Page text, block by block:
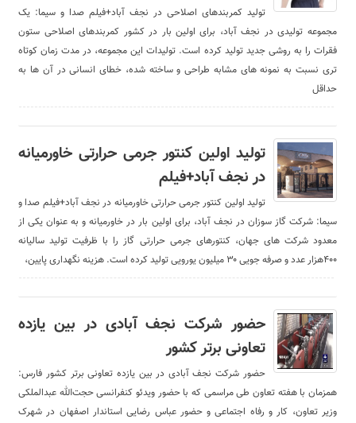
تولید کمربندهای اصلاحی در نجف آباد+فیلم صدا و سیما: یک
مجموعه تولیدی در نجف آباد، برای اولین بار در کشور کمربندهای اصلاحی ستون
فقرات را به روشی جدید تولید کرده است. تولیدات این مجموعه، در مدت زمان کوتاه
تری نسبت به نمونه های مشابه طراحی و ساخته شده، خطای انسانی در آن ها به
حداقل
تولید اولین کنتور جرمی حرارتی خاورمیانه
در نجف آباد+فیلم
تولید اولین کنتور جرمی حرارتی خاورمیانه در نجف آباد+فیلم صدا و
سیما: شرکت گاز سوزان در نجف آباد، برای اولین بار در خاورمیانه و به عنوان یکی از
معدود شرکت های جهان، کنتورهای جرمی حرارتی گاز را با ظرفیت تولید سالیانه
۴۰۰هزار عدد و صرفه جویی ۳۰ میلیون یورویی تولید کرده است. هزینه نگهداری پایین،
حضور شرکت نجف آبادی در بین یازده
تعاونی برتر کشور
حضور شرکت نجف آبادی در بین یازده تعاونی برتر کشور فارس:
همزمان با هفته تعاون طی مراسمی که با حضور ویدئو کنفرانسی حجت‌الله عبدالملکی
وزیر تعاون، کار و رفاه اجتماعی و حضور عباس رضایی استاندار اصفهان در شهرک